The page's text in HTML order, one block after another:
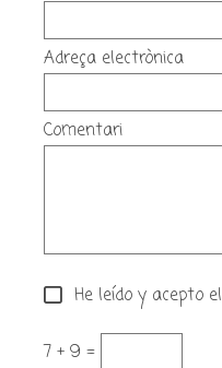
Adreça electrònica
Comentari
He leído y acepto el
7 + 9 =